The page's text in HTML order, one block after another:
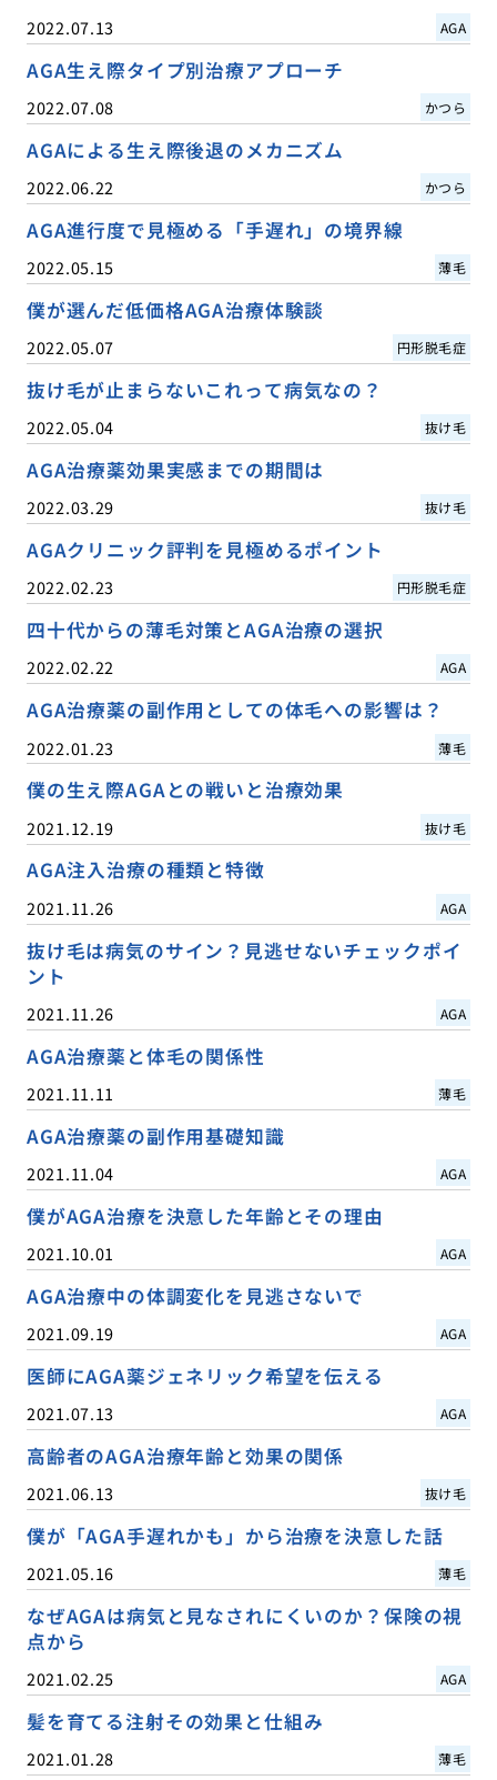
2022.07.13 AGA
AGA生え際タイプ別治療アプローチ
2022.07.08 かつら
AGAによる生え際後退のメカニズム
2022.06.22 かつら
AGA進行度で見極める「手遅れ」の境界線
2022.05.15 薄毛
僕が選んだ低価格AGA治療体験談
2022.05.07 円形脱毛症
抜け毛が止まらないこれって病気なの？
2022.05.04 抜け毛
AGA治療薬効果実感までの期間は
2022.03.29 抜け毛
AGAクリニック評判を見極めるポイント
2022.02.23 円形脱毛症
四十代からの薄毛対策とAGA治療の選択
2022.02.22 AGA
AGA治療薬の副作用としての体毛への影響は？
2022.01.23 薄毛
僕の生え際AGAとの戦いと治療効果
2021.12.19 抜け毛
AGA注入治療の種類と特徴
2021.11.26 AGA
抜け毛は病気のサイン？見逃せないチェックポイ
ント
2021.11.26 AGA
AGA治療薬と体毛の関係性
2021.11.11 薄毛
AGA治療薬の副作用基礎知識
2021.11.04 AGA
僕がAGA治療を決意した年齢とその理由
2021.10.01 AGA
AGA治療中の体調変化を見逃さないで
2021.09.19 AGA
医師にAGA薬ジェネリック希望を伝える
2021.07.13 AGA
高齢者のAGA治療年齢と効果の関係
2021.06.13 抜け毛
僕が「AGA手遅れかも」から治療を決意した話
2021.05.16 薄毛
なぜAGAは病気と見なされにくいのか？保険の視
点から
2021.02.25 AGA
髪を育てる注射その効果と仕組み
2021.01.28 薄毛